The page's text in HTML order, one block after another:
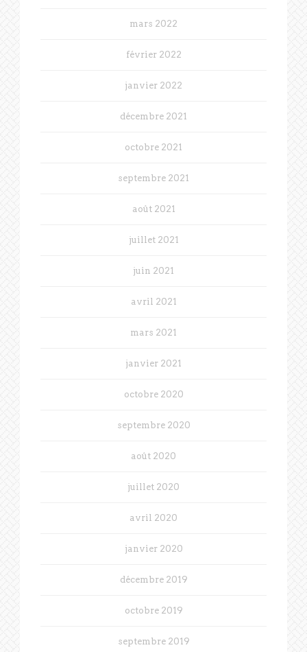
mars 2022
février 2022
janvier 2022
décembre 2021
octobre 2021
septembre 2021
août 2021
juillet 2021
juin 2021
avril 2021
mars 2021
janvier 2021
octobre 2020
septembre 2020
août 2020
juillet 2020
avril 2020
janvier 2020
décembre 2019
octobre 2019
septembre 2019